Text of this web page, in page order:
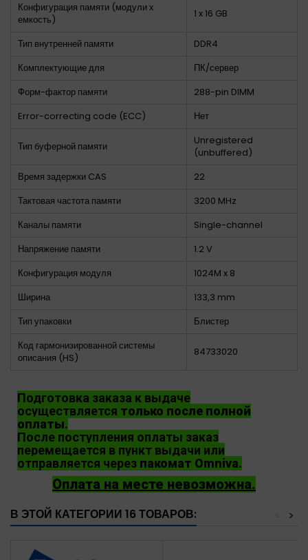
Конфигурация памяти (модули х
емкость)
1 x 16 GB
Тип внутренней памяти
DDR4
Комплектующие для
ПК/сервер
Форм-фактор памяти
288-pin DIMM
Error-correcting code (ECC)
Нет
Тип буферной памяти
Unregistered
(unbuffered)
Время задержки CAS
22
Тактовая частота памяти
3200 MHz
Каналы памяти
Single-channel
Напряжение памяти
1.2 V
Конфигурация модуля
1024M x 8
Ширина
133,3 mm
Тип упаковки
Блистер
Код гармонизированной системы
описания (HS)
84733020
Подготовка заказа к выдаче
осуществляется только после полной
оплаты.
После поступления оплаты заказ
перемещается в пункт выдачи или
отправляется через пакомат Omniva.
Оплата на месте невозможна.
В ЭТОЙ КАТЕГОРИИ 16 ТОВАРОВ: >